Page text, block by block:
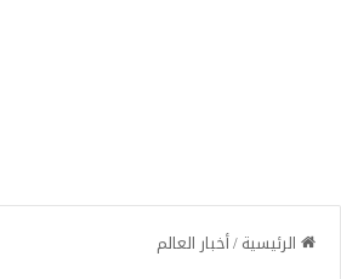
الرئيسية/أخبار العالم